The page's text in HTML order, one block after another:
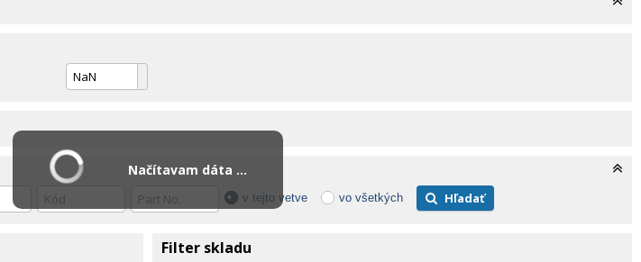
v tejto vetve vo všetkých Hľadať
Filter skladu
Načítavam dáta ...